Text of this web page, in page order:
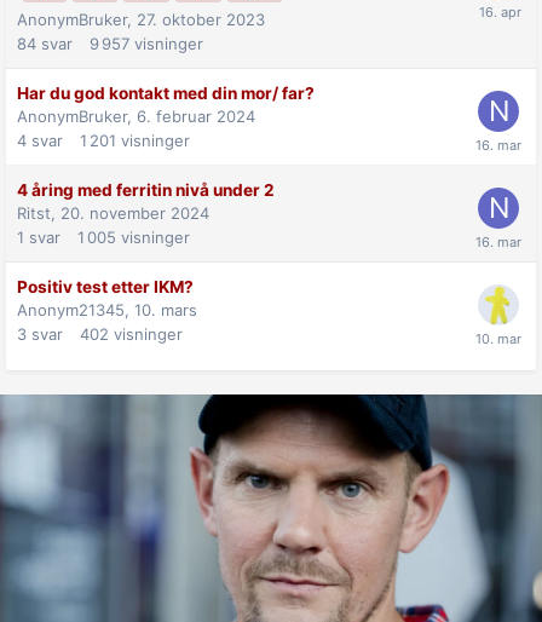
AnonymBruker, 27. oktober 2023
84 svar 9 957 visninger
Har du god kontakt med din mor/ far?
AnonymBruker, 6. februar 2024
4 svar 1 201 visninger
4 åring med ferritin nivå under 2
Ritst, 20. november 2024
1 svar 1 005 visninger
Positiv test etter IKM?
Anonym21345, 10. mars
3 svar 402 visninger